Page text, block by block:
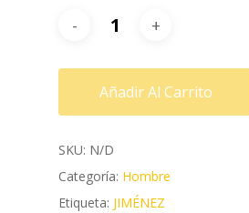
Añadir Al Carrito
SKU: N/D
Categoría: Hombre
Etiqueta: JIMÉNEZ